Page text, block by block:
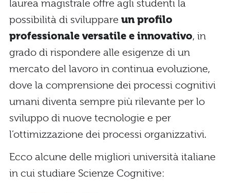
laurea magistrale offre agli studenti la
possibilità di sviluppare un profilo
professionale versatile e innovativo, in
grado di rispondere alle esigenze di un
mercato del lavoro in continua evoluzione,
dove la comprensione dei processi cognitivi
umani diventa sempre più rilevante per lo
sviluppo di nuove tecnologie e per
l’ottimizzazione dei processi organizzativi.
Ecco alcune delle migliori università italiane
in cui studiare Scienze Cognitive: